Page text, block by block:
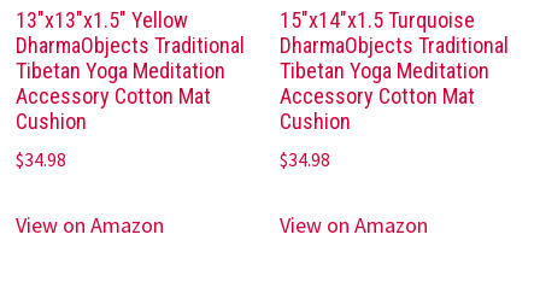
13″x13″x1.5″ Yellow
DharmaObjects Traditional
Tibetan Yoga Meditation
Accessory Cotton Mat
Cushion
$34.98
View on Amazon
15″x14″x1.5 Turquoise
DharmaObjects Traditional
Tibetan Yoga Meditation
Accessory Cotton Mat
Cushion
$34.98
View on Amazon